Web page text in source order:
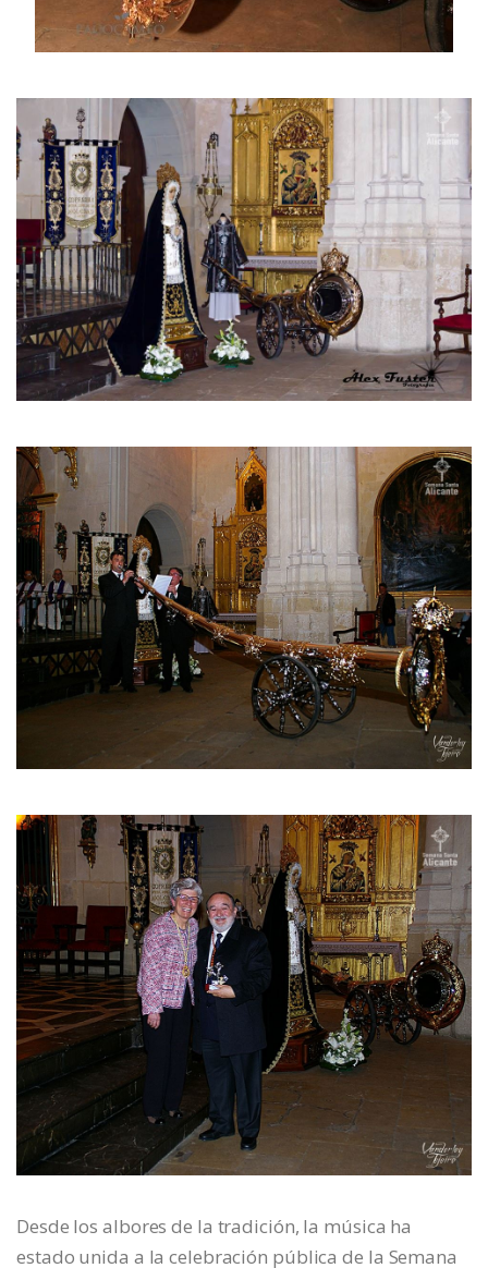
Desde los albores de la tradición, la música ha
estado unida a la celebración pública de la Semana